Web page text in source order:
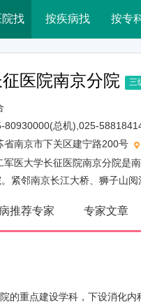
找 按疾病找 按专
征医院南京分院 三
80930000(总机),025-
省南京市下关区建宁路200号
军医大学长征医院南京分院是
紧邻南京长江大桥、狮子山
推荐专家 专家文章
的重点建设学科，下设消化